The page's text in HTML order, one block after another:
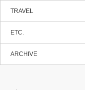
TRAVEL
ETC.
ARCHIVE